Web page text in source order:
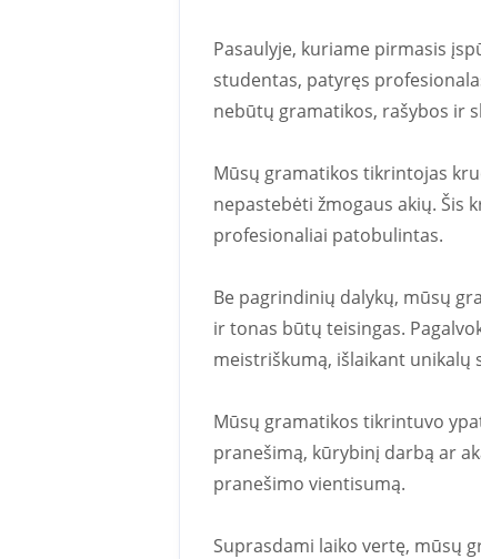
Pasaulyje, kuriame pirmasis
studentas, patyręs
nebūtų gramatikos, rašybos ir
Mūsų gramatikos tikrintojas
nepastebėti žmogaus akių. Šis
profesionaliai patobulintas.
Be pagrindinių dalykų, mūsų
ir tonas būtų teisingas.
meistriškumą, išlaikant unikalų
Mūsų gramatikos tikrintuvo
pranešimą, kūrybinį darbą ar
pranešimo vientisumą.
Suprasdami laiko vertę, mūsų